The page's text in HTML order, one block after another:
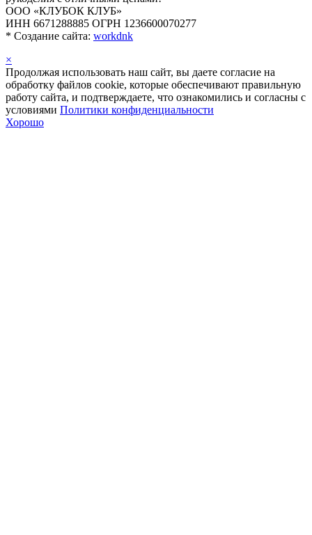
ООО «КЛУБОК КЛУБ»
ИНН 6671288885 ОГРН 1236600070277
* Создание сайта: workdnk
×
Продолжая использовать наш сайт, вы даете согласие на
обработку файлов cookie, которые обеспечивают правильную
работу сайта, и подтверждаете, что ознакомились и согласны с
условиями Политики конфиденциальности
Хорошо